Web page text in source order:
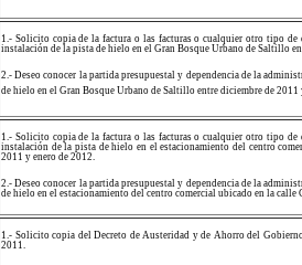
1.- Solicito copia de la factura o las facturas o cualquier otro tipo
instalación de la pista de hielo en el Gran Bosque Urbano de Saltillo
2.- Deseo conocer la partida presupuestal y dependencia de la
de hielo en el Gran Bosque Urbano de Saltillo entre diciembre de 2011
1.- Solicito copia de la factura o las facturas o cualquier otro tipo
instalación de la pista de hielo en el estacionamiento del centro
2011 y enero de 2012.
2.- Deseo conocer la partida presupuestal y dependencia de la
de hielo en el estacionamiento del centro comercial ubicado en la
1.- Solicito copia del Decreto de Austeridad y de Ahorro del
2011.